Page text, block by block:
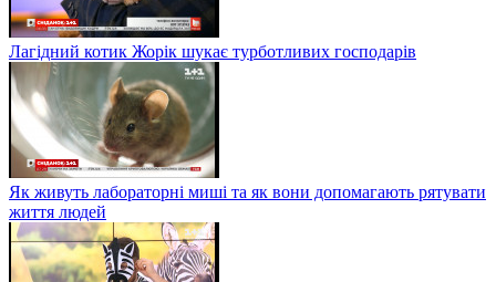
Лагідний котик Жорік шукає турботливих господарів
Як живуть лабораторні миші та як вони допомагають рятувати
життя людей